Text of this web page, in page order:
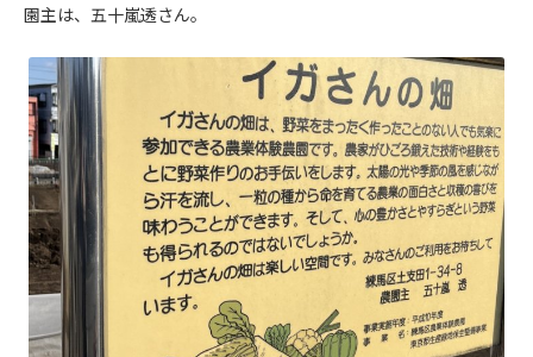
園主は、五十嵐透さん。